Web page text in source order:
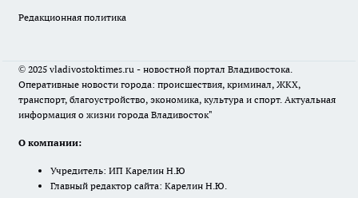
Редакционная политика
© 2025 vladivostoktimes.ru - новостной портал Владивостока.
Оперативные новости города: происшествия, криминал, ЖКХ,
транспорт, благоустройство, экономика, культура и спорт. Актуальная
информация о жизни города Владивосток"
О компании:
Учредитель: ИП Карелин Н.Ю
Главный редактор сайта: Карелин Н.Ю.